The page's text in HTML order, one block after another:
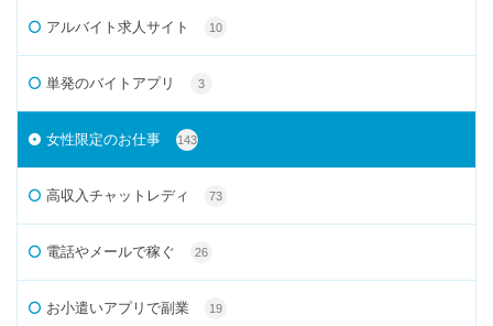
アルバイト求人サイト 10
単発のバイトアプリ 3
女性限定のお仕事 143
高収入チャットレディ 73
電話やメールで稼ぐ 26
お小遣いアプリで副業 19